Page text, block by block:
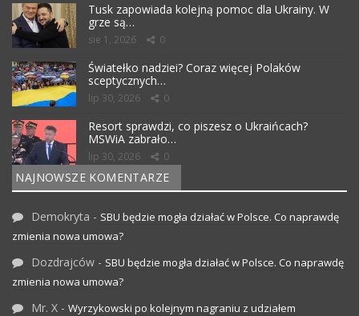
Tusk zapowiada kolejną pomoc dla Ukrainy. W
grze są…
sie 1, 2026 0
Światełko nadziei? Coraz więcej Polaków
sceptycznych…
lip 30, 2026 0
Resort sprawdzi, co piszesz o Ukraińcach?
MSWiA zabrało…
lip 30, 2026 0
NAJNOWSZE KOMENTARZE
Demokryta - SBU będzie mogła działać w Polsce. Co naprawdę
zmienia nowa umowa?
Dozdrajców - SBU będzie mogła działać w Polsce. Co naprawdę
zmienia nowa umowa?
Mr. X - Wyrzykowski po kolejnym nagraniu z udziałem